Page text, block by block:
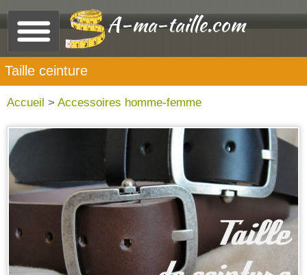
A-ma-taille.com
Taille ceinture
Accueil > Accessoires homme-femme